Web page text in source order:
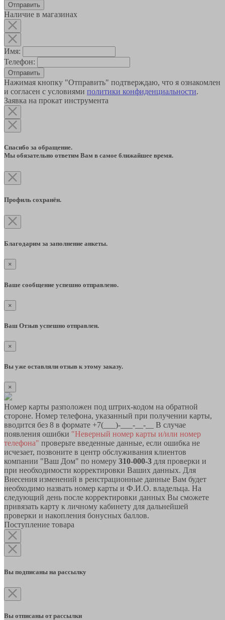
Наличие в магазинах
Имя:
Телефон:
Отправить
Нажимая кнопку "Отправить" подтверждаю, что я ознакомлен
и согласен с условиями политики конфиденциальности.
Заявка на прокат инструмента
Спасибо за обращение.
Мы обязательно ответим Вам в самое ближайшее время.
Профиль сохранён.
Благодарим за заполнение анкеты.
×
Ваше сообщение успешно отправлено.
×
Ваш Отзыв успешно отправлен.
×
Вы уже оставляли отзыв к этому заказу.
×
Номер карты разположен под штрих-кодом на обратной
стороне. Номер телефона, указанный при получении карты,
вводится без 8 в формате +7(___)-___-__-__ В случае
появления ошибки "Неверный номер карты и/или номер
телефона" проверьте введенные данные, если ошибка не
исчезает, позвоните в центр обслуживания клиентов
компании "Ваш Дом" по номеру 310-000-3 для проверки и
при необходимости корректировки Ваших данных. Для
Внесения изменений в реистрационные данные Вам будет
необходимо назвать номер карты и Ф.И.О. владельца. На
следующий день после корректировки данных Вы сможете
привязать карту к личному кабинету для дальнейшей
проверки и накопления бонусных баллов.
Поступление товара
Вы подписаны на рассылку
Вы отписаны от рассылки